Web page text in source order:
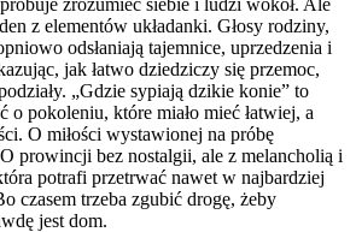
z elementów układanki. Głosy rodziny,
odsłaniają tajemnice, uprzedzenia i
jak łatwo dziedziczy się przemoc,
„Gdzie sypiają dzikie konie” to
o pokoleniu, które miało mieć łatwiej, a
O miłości wystawionej na próbę
prowincji bez nostalgii, ale z melancholią i
potrafi przetrwać nawet w najbardziej
czasem trzeba zgubić drogę, żeby
jest dom.